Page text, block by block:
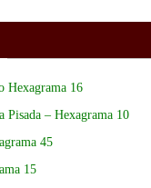
Hexagrama 16
– Hexagrama 10
45
15